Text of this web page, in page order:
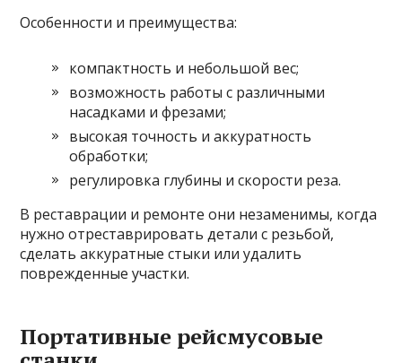
Особенности и преимущества:
компактность и небольшой вес;
возможность работы с различными
насадками и фрезами;
высокая точность и аккуратность
обработки;
регулировка глубины и скорости реза.
В реставрации и ремонте они незаменимы, когда
нужно отреставрировать детали с резьбой,
сделать аккуратные стыки или удалить
поврежденные участки.
Портативные рейсмусовые